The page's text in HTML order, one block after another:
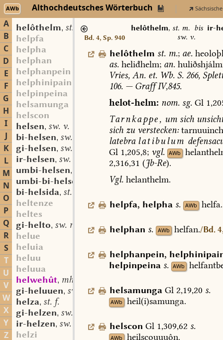
AWb Althochdeutsches Wörterbuch
A
B
C
D
E
F
G
H
I
J
K
L
M
N
O
P
Q
R
S
T
U
V
W
X
Y
Z
helôthelm, st. m.
helpfa
helpha
helphan
helphanpein
helphinipain
helpinpeina
helsamunga
helscon
helsen, sw. v.
bi-helsen, sw. v.
gi-helsen, sw. v.
ir-helsen, sw. v.
umbi-helsen,
umbi-bi-helsen
bi-helsida, st. f.
heltenze
heltes
gi-helto, sw. m.
helue
heluia
heluu
heluua
helwehût, mhd. st. f.
gi-heluuen, sw. v.
helza, st. f.
gi-helzen, sw. v.
ir-helzen, sw. v.
helzi
Bd. 4, Sp. 940
helôthelm, st. m. bis ir-
sw. v.
helôthelm st. m.; ae.
as.heliđhelm; an.
Vries,An.et.Wb.S.266,
106.—GraffIV,845.
helot-helm: nom.sg.Gl
Tarnkappe, um sich
sichzu verstecken:
latebra latibulum
Gl1,205,8; vgl. AWb
2,316,31 (Jb-Re).
Vgl.helanthelm.
helpfa, helpha s. AWb helfa.
helphan s. AWb helfan./Bd.
helphanpein,
helpinpeina s. AWb
helsamunga Gl 2,19,20 s.
AWb heil(i)samunga.
helscon Gl 1,309,62 s.
AWb heilscouuuôn.